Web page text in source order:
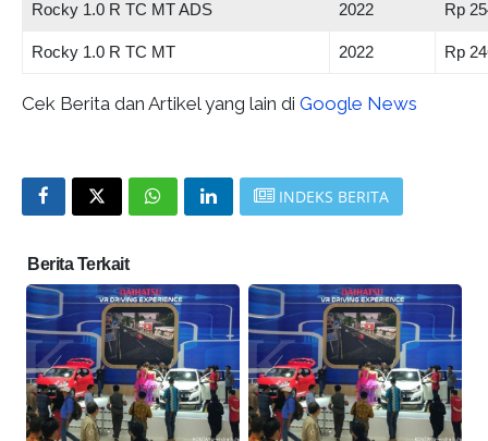
Rocky 1.0 R TC MT ADS 2022 Rp
Rocky 1.0 R TC MT 2022 Rp
Cek Berita dan Artikel yang lain di Google News
INDEKS BERITA
Berita Terkait